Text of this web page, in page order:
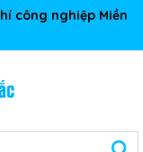
công nghiệp Miền